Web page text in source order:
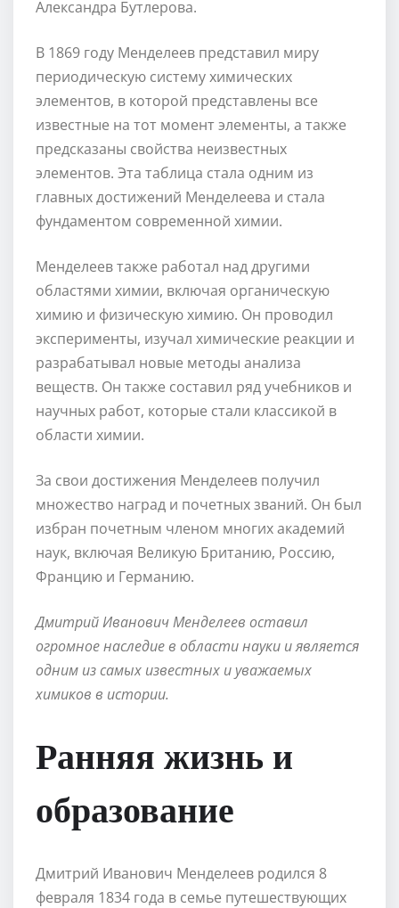
Александра Бутлерова.
В 1869 году Менделеев представил миру
периодическую систему химических
элементов, в которой представлены все
известные на тот момент элементы, а также
предсказаны свойства неизвестных
элементов. Эта таблица стала одним из
главных достижений Менделеева и стала
фундаментом современной химии.
Менделеев также работал над другими
областями химии, включая органическую
химию и физическую химию. Он проводил
эксперименты, изучал химические реакции и
разрабатывал новые методы анализа
веществ. Он также составил ряд учебников и
научных работ, которые стали классикой в
области химии.
За свои достижения Менделеев получил
множество наград и почетных званий. Он был
избран почетным членом многих академий
наук, включая Великую Британию, Россию,
Францию и Германию.
Дмитрий Иванович Менделеев оставил
огромное наследие в области науки и является
одним из самых известных и уважаемых
химиков в истории.
Ранняя жизнь и
образование
Дмитрий Иванович Менделеев родился 8
февраля 1834 года в семье путешествующих